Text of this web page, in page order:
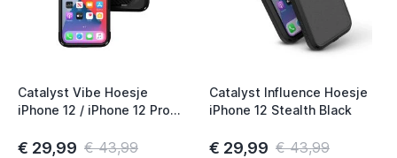
Catalyst Vibe Hoesje
iPhone 12 / iPhone 12 Pro
€ 29,99 € 43,99
Catalyst Influence Hoesje
iPhone 12 Stealth Black
€ 29,99 € 43,99